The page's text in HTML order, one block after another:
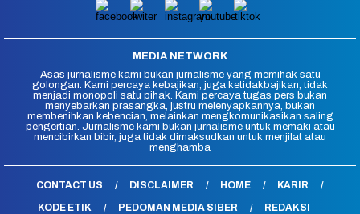
MEDIA NETWORK
Asas jurnalisme kami bukan jurnalisme yang memihak satu
golongan. Kami percaya kebajikan, juga ketidakbajikan, tidak
menjadi monopoli satu pihak. Kami percaya tugas pers bukan
menyebarkan prasangka, justru melenyapkannya, bukan
membenihkan kebencian, melainkan mengkomunikasikan saling
pengertian. Jurnalisme kami bukan jurnalisme untuk memaki atau
mencibirkan bibir, juga tidak dimaksudkan untuk menjilat atau
menghamba
CONTACT US DISCLAIMER HOME
KARIR
KODE ETIK
PEDOMAN MEDIA SIBER REDAKSI